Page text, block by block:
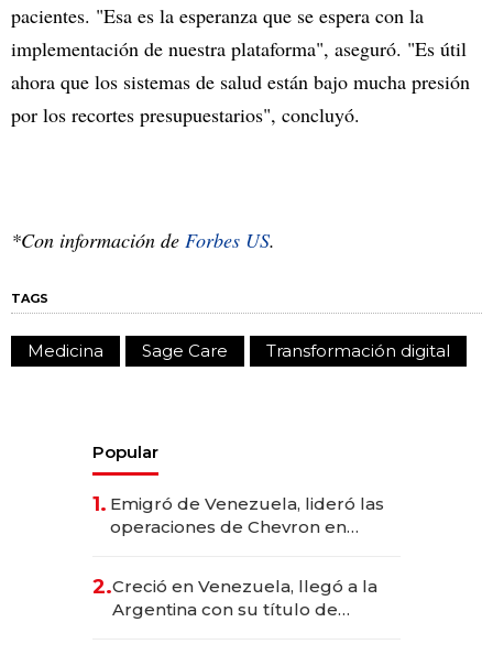
pacientes. "Esa es la esperanza que se espera con la
implementación de nuestra plataforma", aseguró. "Es útil
ahora que los sistemas de salud están bajo mucha presión
por los recortes presupuestarios", concluyó.
*Con información de Forbes US.
TAGS
Medicina Sage Care Transformación digital
Popular
1. Emigró de Venezuela, lideró las
operaciones de Chevron en
2.Creció en Venezuela, llegó a la
Argentina con su título de